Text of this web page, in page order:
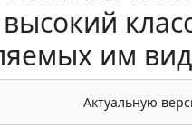
им
Актуальную